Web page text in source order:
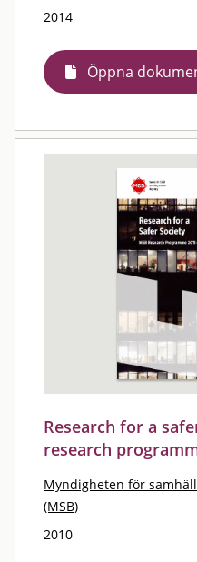
2014
Öppna
Research for a
research
Myndigheten för
(MSB)
2010